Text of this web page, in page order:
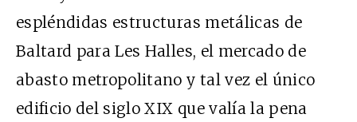
espléndidas estructuras metálicas de
Baltard para Les Halles, el mercado de
abasto metropolitano y tal vez el único
edificio del siglo XIX que valía la pena